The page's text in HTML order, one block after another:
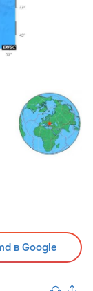
в Google